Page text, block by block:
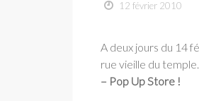
12 février 2010
A deux jours du 14
rue vieille du
– Pop Up Store !